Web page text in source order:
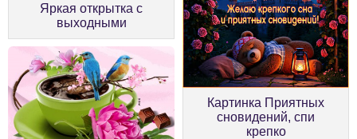
Яркая открытка с
выходными
Картинка Приятных
сновидений, спи
крепко